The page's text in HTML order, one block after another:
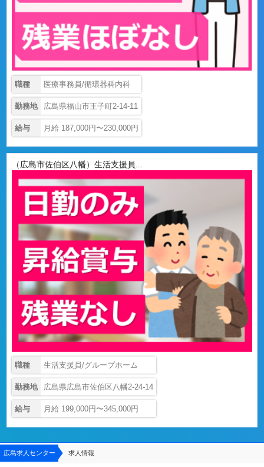
職種 医療事務員/循環器科内科
勤務地 広島県福山市王子町2-14-11
給与 月給 187,000円〜230,000円
（広島市佐伯区八幡）生活支援員...
職種 生活支援員/グループホーム
勤務地 広島県広島市佐伯区八幡2-24-14
給与 月給 199,000円〜345,000円
広島求人センター 求人情報